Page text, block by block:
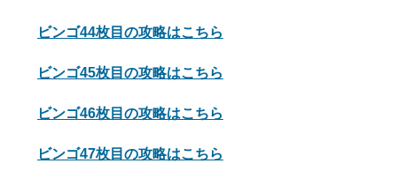
ビンゴ44枚目の攻略はこちら
ビンゴ45枚目の攻略はこちら
ビンゴ46枚目の攻略はこちら
ビンゴ47枚目の攻略はこちら